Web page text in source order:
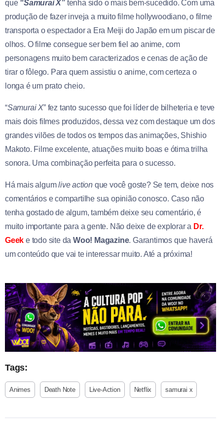
que “Samurai X” tenha sido o mais bem-sucedido. Com uma
produção de fazer inveja a muito filme hollywoodiano, o filme
transporta o espectador a Era Meiji do Japão em um piscar de
olhos. O filme consegue ser bem fiel ao anime, com
personagens muito bem caracterizados e cenas de ação de
tirar o fôlego. Para quem assistiu o anime, com certeza o
longa é um prato cheio.
“Samurai X” fez tanto sucesso que foi líder de bilheteria e teve
mais dois filmes produzidos, dessa vez com destaque um dos
grandes vilões de todos os tempos das animações, Shishio
Makoto. Filme excelente, atuações muito boas e ótima trilha
sonora. Uma combinação perfeita para o sucesso.
Há mais algumlive action que você goste? Se tem, deixe nos
comentários e compartilhe sua opinião conosco. Caso não
tenha gostado de algum, também deixe seu comentário, é
muito importante para a gente. Não deixe de explorar a Dr.
Geek e todo site da Woo! Magazine. Garantimos que haverá
um conteúdo que vai te interessar muito. Até a próxima!
Tags:
Animes Death Note Live-Action Netflix samurai x